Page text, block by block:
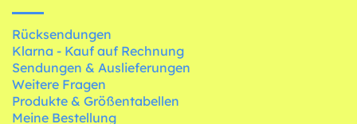
Rücksendungen
Klarna - Kauf auf Rechnung
Sendungen & Auslieferungen
Weitere Fragen
Produkte & Größentabellen
Meine Bestellung